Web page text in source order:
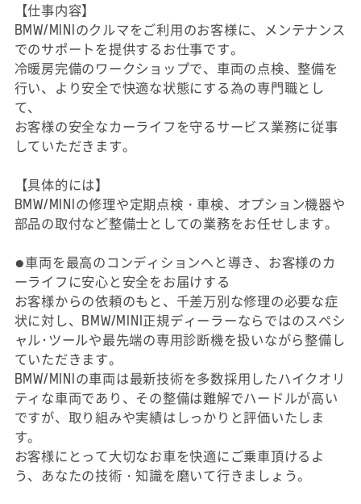
【仕事内容】
BMW/MINIのクルマをご利用のお客様に、メンテナンス
でのサポートを提供するお仕事です。
冷暖房完備のワークショップで、車両の点検、整備を
行い、より安全で快適な状態にする為の専門職とし
て、
お客様の安全なカーライフを守るサービス業務に従事
していただきます。
【具体的には】
BMW/MINIの修理や定期点検・車検、オプション機器や
部品の取付など整備士としての業務をお任せします。
●車両を最高のコンディションへと導き、お客様のカ
ーライフに安心と安全をお届けする
お客様からの依頼のもと、千差万別な修理の必要な症
状に対し、BMW/MINI正規ディーラーならではのスペシ
ャル･ツールや最先端の専用診断機を扱いながら整備し
ていただきます。
BMW/MINIの車両は最新技術を多数採用したハイクオリ
ティな車両であり、その整備は難解でハードルが高い
ですが、取り組みや実績はしっかりと評価いたしま
す。
お客様にとって大切なお車を快適にご乗車頂けるよ
う、あなたの技術・知識を磨いて行きましょう。